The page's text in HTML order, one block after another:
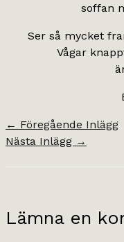
soffan
Ser så mycket
Vågar
← Föregående Inlägg
Nästa Inlägg →
Lämna en